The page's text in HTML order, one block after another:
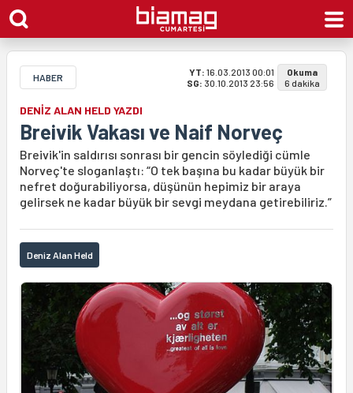
HABER YT: 16.03.2013 00:01
SG: 30.10.2013 23:56
Okuma
6 dakika
DENİZ ALAN HELD YAZDI
Breivik Vakası ve Naif Norveç
Breivik'in saldırısı sonrası bir gencin söylediği cümle
Norveç'te sloganlaştı: “O tek başına bu kadar büyük bir
nefret doğurabiliyorsa, düşünün hepimiz bir araya
gelirsek ne kadar büyük bir sevgi meydana getirebiliriz.”
Deniz Alan Held